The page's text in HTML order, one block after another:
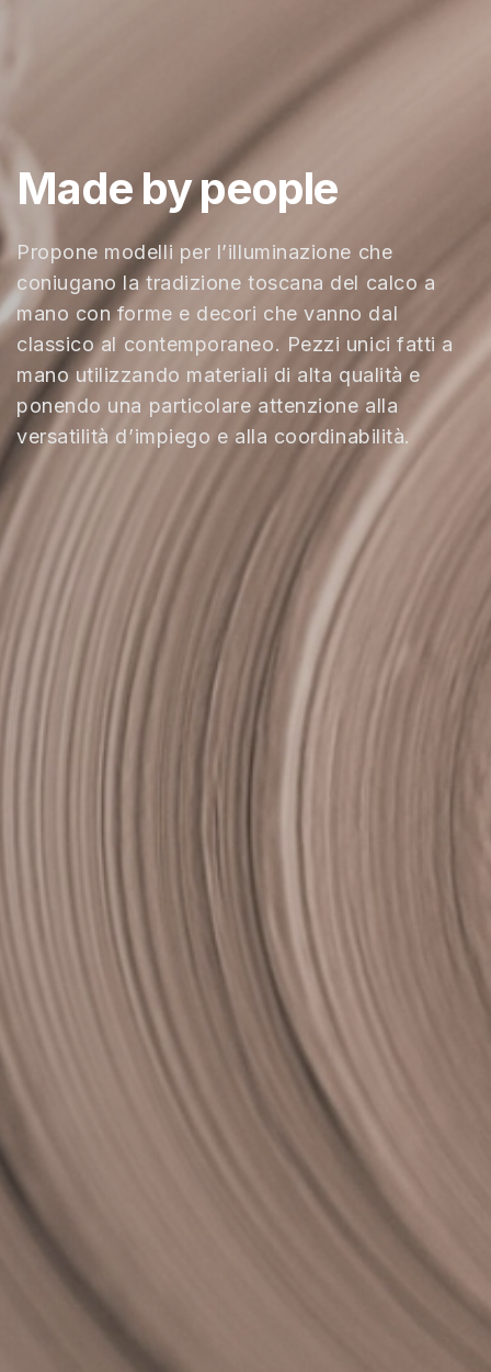
Made by people
Propone modelli per l’illuminazione che
coniugano la tradizione toscana del calco a
mano con forme e decori che vanno dal
classico al contemporaneo. Pezzi unici fatti a
mano utilizzando materiali di alta qualità e
ponendo una particolare attenzione alla
versatilità d’impiego e alla coordinabilità.